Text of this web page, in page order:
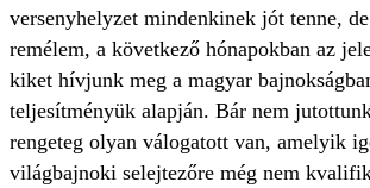
versenyhelyzet mindenkinek jót tenne,
remélem, a következő hónapokban az
kiket hívjunk meg a magyar
teljesítményük alapján. Bár nem
rengeteg olyan válogatott van, amelyik
világbajnoki selejtezőre még nem